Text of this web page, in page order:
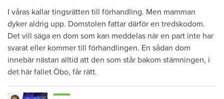
I våras kallar tingsrätten till förhandling. Men mamman
dyker aldrig upp. Domstolen fattar därför en tredskodom.
Det vill säga en dom som kan meddelas när en part inte har
svarat eller kommer till förhandlingen. En sådan dom
innebär nästan alltid att den som står bakom stämningen, i
det här fallet Öbo, får rätt.